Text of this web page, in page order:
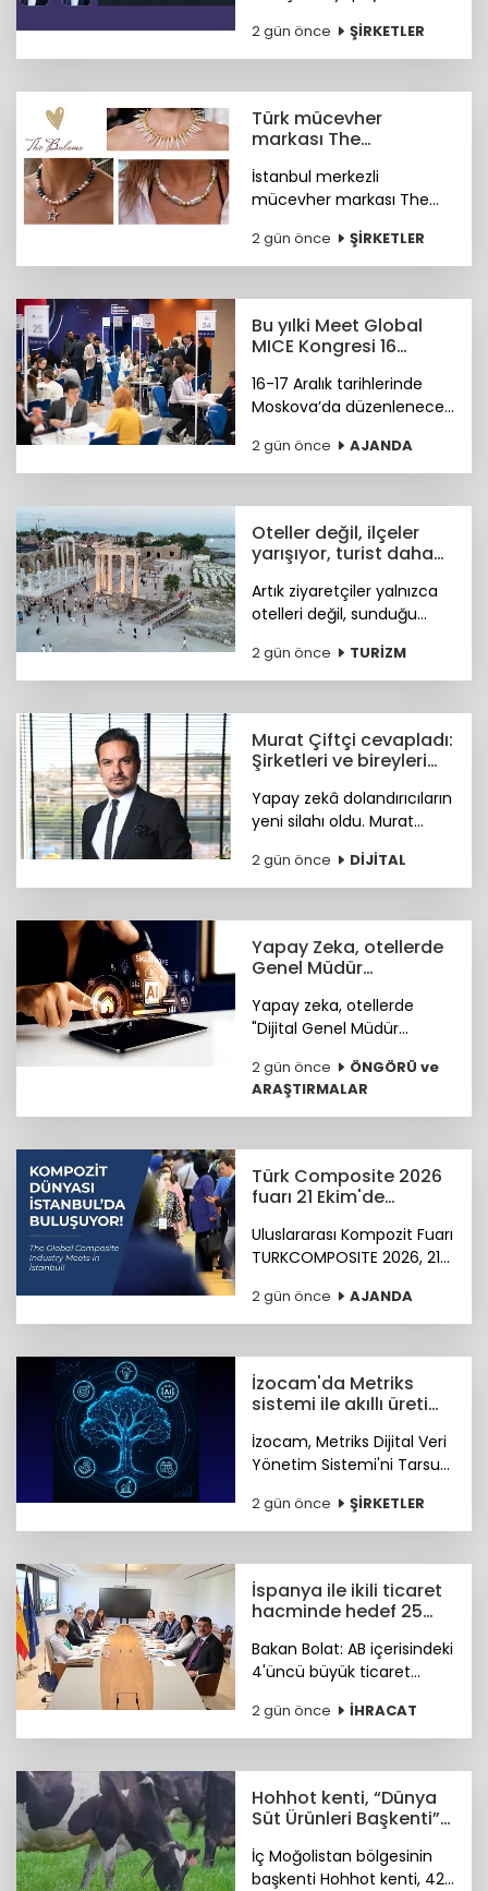
kayIQ.ai platformu, 500
bin dolarlık yatırımla
2 gün önce ŞİRKETLER
Türk mücevher
markası The
başarı
İstanbul merkezli
mücevher markası The
koleksiyonuyla uluslararası
bağımsız tasarım
Badger'ın marka ağına
katıldı.
2 gün önce ŞİRKETLER
Bu yılki Meet Global
MICE Kongresi 16
16-17 Aralık tarihlerinde
Moskova’da düzenlenecek
Congress (MGMC),
Türkiye’nin MICE uzmanları
sunmaya hazırlanıyor.
2 gün önce AJANDA
Oteller değil, ilçeler
yarışıyor, turist daha
Artık ziyaretçiler yalnızca
otelleri değil, sunduğu
sosyal yaşamı ve fiyat-
performans avantajıyla
2 gün önce TURİZM
Murat Çiftçi cevapladı:
Şirketleri ve bireyleri
neler?
Yapay zekâ dolandırıcıların
yeni silahı oldu. Murat
bekleyen siber riskler
neler? sorusunu cevapladı.
2 gün önce DİJİTAL
Yapay Zeka, otellerde
Genel Müdür
hazırlanıyor
Yapay zeka, otellerde
"Dijital Genel Müdür
hazırlanıyor.
2 gün önce
ÖNGÖRÜ ve
ARAŞTIRMALAR
Türk Composite 2026
fuarı 21 Ekim'de
Uluslararası Kompozit Fuarı
TURKCOMPOSITE 2026, 21-
İstanbul Fuar Merkezi’nde
düzenlenecek.
2 gün önce AJANDA
İzocam'da Metriks
sistemi ile akıllı üretim
İzocam, Metriks Dijital Veri
Yönetim Sistemi'ni Tarsus
akıllı üretim dönemini
başlattı. Böylelikle üretim
tek merkezde toplanacak.
2 gün önce ŞİRKETLER
İspanya ile ikili ticaret
hacminde hedef 25
Bakan Bolat: AB içerisindeki
4'üncü büyük ticaret
ikili ticaret hacmimizi orta
vadede yıllık 25 milyar
hedefliyoruz.
2 gün önce İHRACAT
Hohhot kenti, “Dünya
Süt Ürünleri Başkenti”
İç Moğolistan bölgesinin
başkenti Hohhot kenti, 42